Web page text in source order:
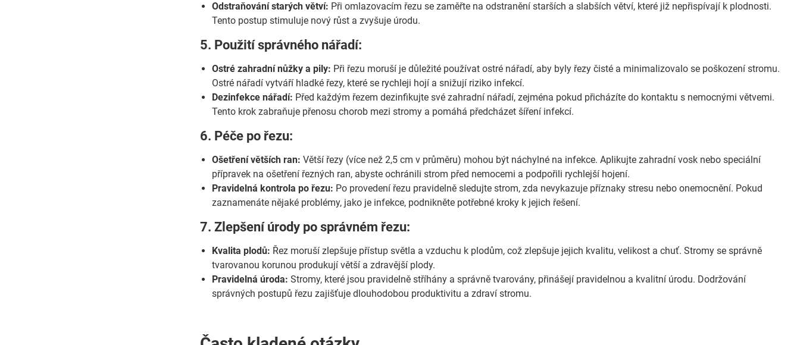
Odstraňování starých větví: Při omlazovacím řezu se zaměřte na odstranění starších a slabších větví, které již nepřispívají k plodnosti.
Tento postup stimuluje nový růst a zvyšuje úrodu.
5. Použití správného nářadí:
Ostré zahradní nůžky a pily: Při řezu moruší je důležité používat ostré nářadí, aby byly řezy čisté a minimalizovalo se poškození stromu.
Ostré nářadí vytváří hladké řezy, které se rychleji hojí a snižují riziko infekcí.
Dezinfekce nářadí: Před každým řezem dezinfikujte své zahradní nářadí, zejména pokud přicházíte do kontaktu s nemocnými větvemi.
Tento krok zabraňuje přenosu chorob mezi stromy a pomáhá předcházet šíření infekcí.
6. Péče po řezu:
Ošetření větších ran: Větší řezy (více než 2,5 cm v průměru) mohou být náchylné na infekce. Aplikujte zahradní vosk nebo speciální
přípravek na ošetření řezných ran, abyste ochránili strom před nemocemi a podpořili rychlejší hojení.
Pravidelná kontrola po řezu: Po provedení řezu pravidelně sledujte strom, zda nevykazuje příznaky stresu nebo onemocnění. Pokud
zaznamenáte nějaké problémy, jako je infekce, podnikněte potřebné kroky k jejich řešení.
7. Zlepšení úrody po správném řezu:
Kvalita plodů: Řez moruší zlepšuje přístup světla a vzduchu k plodům, což zlepšuje jejich kvalitu, velikost a chuť. Stromy se správně
tvarovanou korunou produkují větší a zdravější plody.
Pravidelná úroda: Stromy, které jsou pravidelně stříhány a správně tvarovány, přinášejí pravidelnou a kvalitní úrodu. Dodržování
správných postupů řezu zajišťuje dlouhodobou produktivitu a zdraví stromu.